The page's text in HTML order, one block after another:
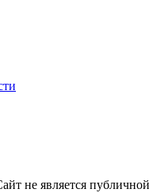
не является